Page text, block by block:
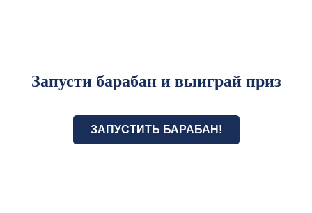
Запусти барабан и выиграй приз
ЗАПУСТИТЬ БАРАБАН!